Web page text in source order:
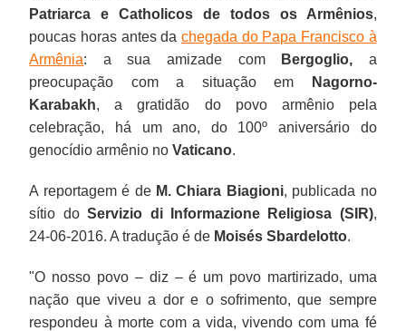
Patriarca e Catholicos de todos os Armênios,
poucas horas antes da chegada do Papa Francisco à
Armênia: a sua amizade com Bergoglio, a
preocupação com a situação em
Nagorno-
Karabakh, a gratidão do povo armênio pela
celebração, há um ano, do 100º aniversário do
genocídio armênio noVaticano.
A reportagem é de M. Chiara Biagioni, publicada no
sítio doServizio di Informazione Religiosa (SIR),
24-06-2016. A tradução é de Moisés Sbardelotto.
"O nosso povo – diz – é um povo martirizado, uma
nação que viveu a dor e o sofrimento, que sempre
respondeu à morte com a vida, vivendo com uma fé